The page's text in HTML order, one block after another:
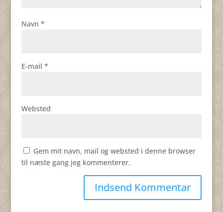
Navn *
E-mail *
Websted
Gem mit navn, mail og websted i denne browser
til næste gang jeg kommenterer.